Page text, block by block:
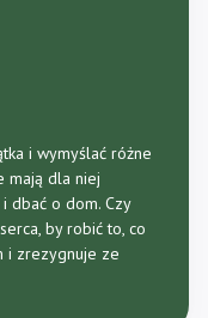
i wymyślać różne
mają dla niej
dbać o dom. Czy
by robić to, co
i zrezygnuje ze